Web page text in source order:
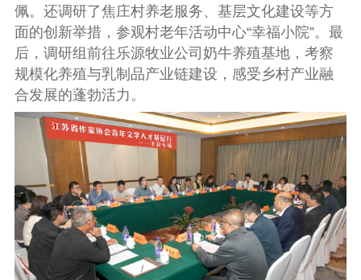
佩。还调研了焦庄村养老服务、基层文化建设等方
面的创新举措，参观村老年活动中心“幸福小院”。最
后，调研组前往乐源牧业公司奶牛养殖基地，考察
规模化养殖与乳制品产业链建设，感受乡村产业融
合发展的蓬勃活力。